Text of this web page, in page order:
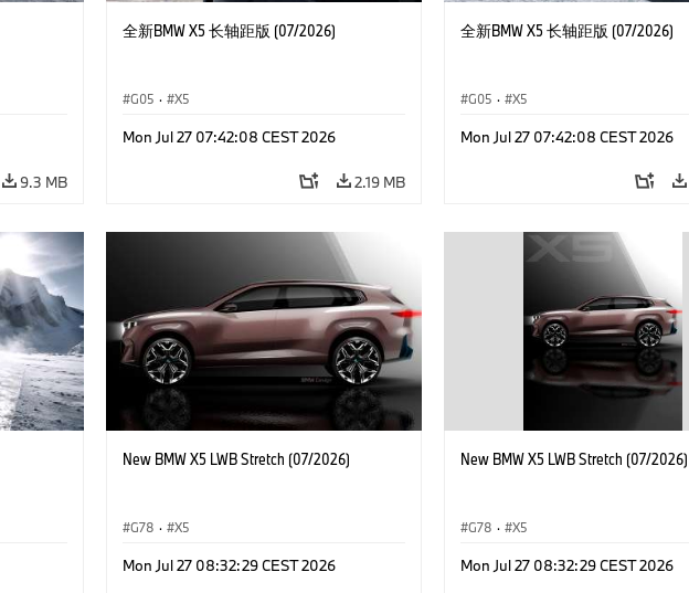
9.3 MB
全新BMW X5 长轴距版 (07/2026)
G05 · X5
Mon Jul 27 07:42:08 CEST 2026
2.19 MB
全新BMW X5 长轴距版 (07/2026)
G05 · X5
Mon Jul 27 07:42:08 CEST 2026
New BMW X5 LWB Stretch (07/2026)
G78 · X5
Mon Jul 27 08:32:29 CEST 2026
New BMW X5 LWB Stretch (07/2026)
G78 · X5
Mon Jul 27 08:32:29 CEST 2026